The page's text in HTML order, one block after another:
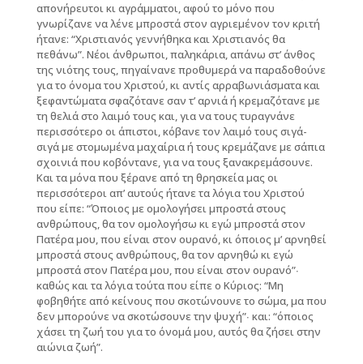
απονήρευτοι κι αγράμματοι, αφού το μόνο που
γνωρίζανε να λένε μπροστά στον αγριεμένον τον κριτή
ήτανε: “Χριστιανός γεννήθηκα και Χριστιανός θα
πεθάνω”. Νέοι άνθρωποι, παληκάρια, απάνω στ’ άνθος
της νιότης τους, πηγαίνανε προθυμερά να παραδοθούνε
για το όνομα του Χριστού, κι αντίς αρραβωνιάσματα και
ξεφαντώματα σφαζότανε σαν τ’ αρνιά ή κρεμαζότανε με
τη θελιά στο λαιμό τους και, για να τους τυραγνάνε
περισσότερο οι άπιστοι, κόβανε τον λαιμό τους σιγά-
σιγά με στομωμένα μαχαίρια ή τους κρεμάζανε με σάπια
σχοινιά που κοβόντανε, για να τους ξανακρεμάσουνε.
Και τα μόνα που ξέρανε από τη θρησκεία μας οι
περισσότεροι απ’ αυτούς ήτανε τα λόγια του Χριστού
που είπε: “Όποιος με ομολογήσει μπροστά στους
ανθρώπους, θα τον ομολογήσω κι εγώ μπροστά στον
Πατέρα μου, που είναι στον ουρανό, κι όποιος μ’ αρνηθεί
μπροστά στους ανθρώπους, θα τον αρνηθώ κι εγώ
μπροστά στον Πατέρα μου, που είναι στον ουρανό”∙
καθώς και τα λόγια τούτα που είπε ο Κύριος: “Μη
φοβηθήτε από κείνους που σκοτώνουνε το σώμα, μα που
δεν μπορούνε να σκοτώσουνε την ψυχή”∙ και: “όποιος
χάσει τη ζωή του για το όνομά μου, αυτός θα ζήσει στην
αιώνια ζωή”.